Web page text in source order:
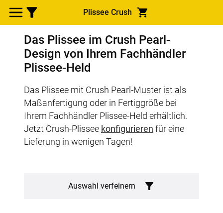
Plissee Crush
Das Plissee im Crush Pearl-
Design von Ihrem Fachhändler
Plissee-Held
Das Plissee mit Crush Pearl-Muster ist als
Maßanfertigung oder in Fertiggröße bei
Ihrem Fachhändler Plissee-Held erhältlich.
Jetzt Crush-Plissee konfigurieren für eine
Lieferung in wenigen Tagen!
Auswahl verfeinern